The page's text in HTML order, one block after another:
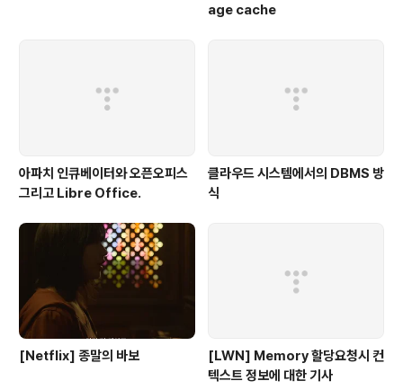
age cache
아파치 인큐베이터와 오픈오피스
그리고 Libre Office.
클라우드 시스템에서의 DBMS 방
식
[Netflix] 종말의 바보
[LWN] Memory 할당요청시 컨
텍스트 정보에 대한 기사